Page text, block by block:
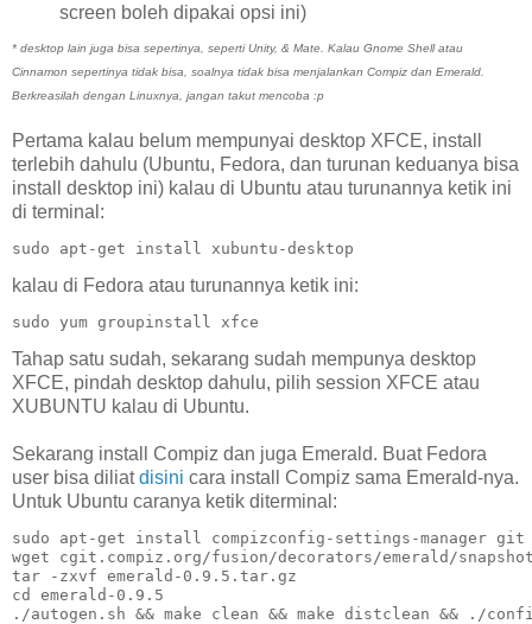
screen boleh dipakai opsi ini)
* desktop lain juga bisa sepertinya, seperti Unity, & Mate. Kalau Gnome Shell atau
Cinnamon sepertinya tidak bisa, soalnya tidak bisa menjalankan Compiz dan Emerald.
Berkreasilah dengan Linuxnya, jangan takut mencoba :p
Pertama kalau belum mempunyai desktop XFCE, install
terlebih dahulu (Ubuntu, Fedora, dan turunan keduanya bisa
install desktop ini) kalau di Ubuntu atau turunannya ketik ini
di terminal:
sudo apt-get install xubuntu-desktop
kalau di Fedora atau turunannya ketik ini:
sudo yum groupinstall xfce
Tahap satu sudah, sekarang sudah mempunya desktop
XFCE, pindah desktop dahulu, pilih session XFCE atau
XUBUNTU kalau di Ubuntu.
Sekarang install Compiz dan juga Emerald. Buat Fedora
user bisa diliatdisini cara install Compiz sama Emerald-nya.
Untuk Ubuntu caranya ketik diterminal:
sudo apt-get install compizconfig-settings-manager
wget cgit.compiz.org/fusion/decorators/emerald/
tar -zxvf emerald-0.9.5.tar.gz
cd emerald-0.9.5
./autogen.sh && make clean && make distclean && ./